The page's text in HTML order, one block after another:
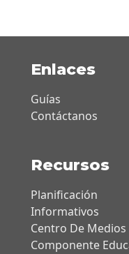
Enlaces
Guías
Contáctanos
Recursos
Planificación
Informativos
Centro De Medios
Componente